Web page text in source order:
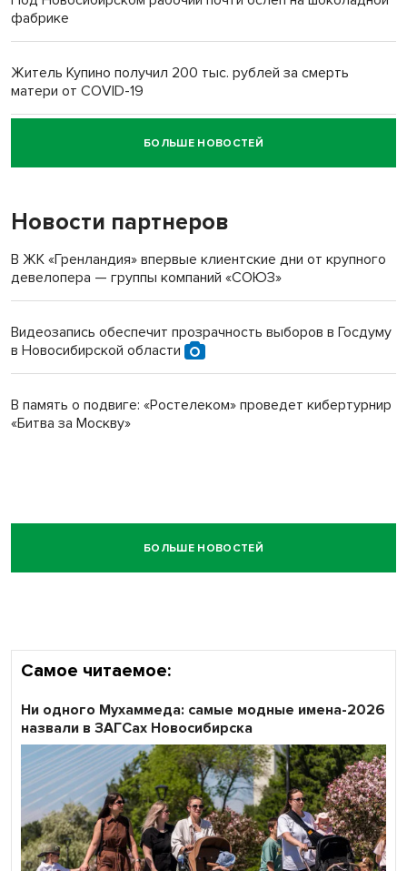
фабрике
Житель Купино получил 200 тыс. рублей за смерть
матери от COVID-19
Новосибирский суд наказал водителя за смерть
пенсионерки на вокзале
БОЛЬШЕ НОВОСТЕЙ
Новости партнеров
В ЖК «Гренландия» впервые клиентские дни от крупного
девелопера — группы компаний «СОЮЗ»
Видеозапись обеспечит прозрачность выборов в Госдуму
в Новосибирской области
В память о подвиге: «Ростелеком» проведет кибертурнир
«Битва за Москву»
БОЛЬШЕ НОВОСТЕЙ
Самое читаемое:
Ни одного Мухаммеда: самые модные имена-2026
назвали в ЗАГСах Новосибирска